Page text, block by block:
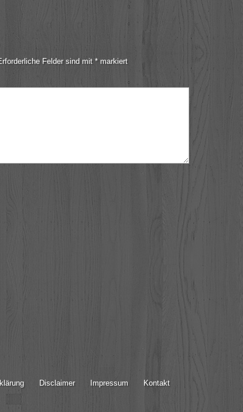
Felder sind mit * markiert
Disclaimer Impressum Kontakt